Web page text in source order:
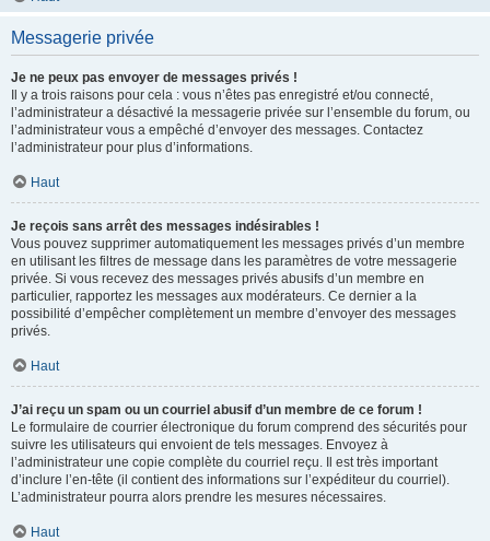
Messagerie privée
Je ne peux pas envoyer de messages privés !
Il y a trois raisons pour cela : vous n’êtes pas enregistré et/ou connecté,
l’administrateur a désactivé la messagerie privée sur l’ensemble du forum, ou
l’administrateur vous a empêché d’envoyer des messages. Contactez
l’administrateur pour plus d’informations.
Haut
Je reçois sans arrêt des messages indésirables !
Vous pouvez supprimer automatiquement les messages privés d’un membre
en utilisant les filtres de message dans les paramètres de votre messagerie
privée. Si vous recevez des messages privés abusifs d’un membre en
particulier, rapportez les messages aux modérateurs. Ce dernier a la
possibilité d’empêcher complètement un membre d’envoyer des messages
privés.
Haut
J’ai reçu un spam ou un courriel abusif d’un membre de ce forum !
Le formulaire de courrier électronique du forum comprend des sécurités pour
suivre les utilisateurs qui envoient de tels messages. Envoyez à
l’administrateur une copie complète du courriel reçu. Il est très important
d’inclure l’en-tête (il contient des informations sur l’expéditeur du courriel).
L’administrateur pourra alors prendre les mesures nécessaires.
Haut